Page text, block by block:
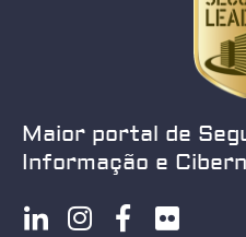
Maior portal de
Informação e